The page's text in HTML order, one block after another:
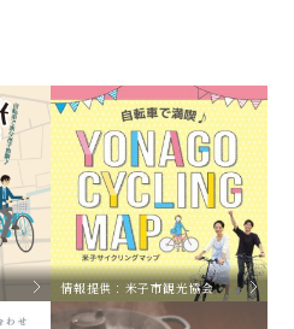
情報提供：米子市観光協会